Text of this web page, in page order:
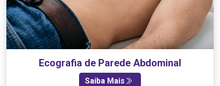
Ecografia de Parede Abdominal
Saiba Mais